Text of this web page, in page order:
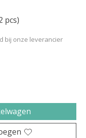
pcs)
bij onze leverancier